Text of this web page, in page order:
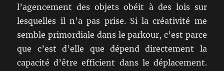
l’agencement des objets obéit à des lois sur
lesquelles il n’a pas prise. Si la créativité me
semble primordiale dans le parkour, c’est parce
que c’est d’elle que dépend directement la
capacité d’être efficient dans le déplacement.